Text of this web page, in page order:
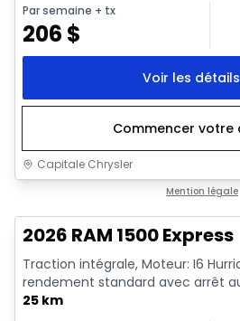
Par semaine + tx
206 $
Voir les détails
Commencer votre
Capitale Chrysler
Mention légale
2026 RAM 1500 Express
Traction intégrale, Moteur: I6
rendement standard avec arrêt
25 km